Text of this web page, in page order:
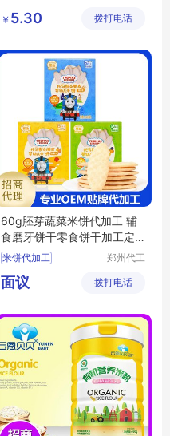
口水手指饼干批发
辅食饼干代理
技有限公
￥ 5.30 拨打电话
60g胚芽蔬菜米饼代加工 辅
食磨牙饼干零食饼干加工定
制
米饼代加工
米饼加工定制
磨牙饼干OEM
郑州代工
技有限公
面议 拨打电话